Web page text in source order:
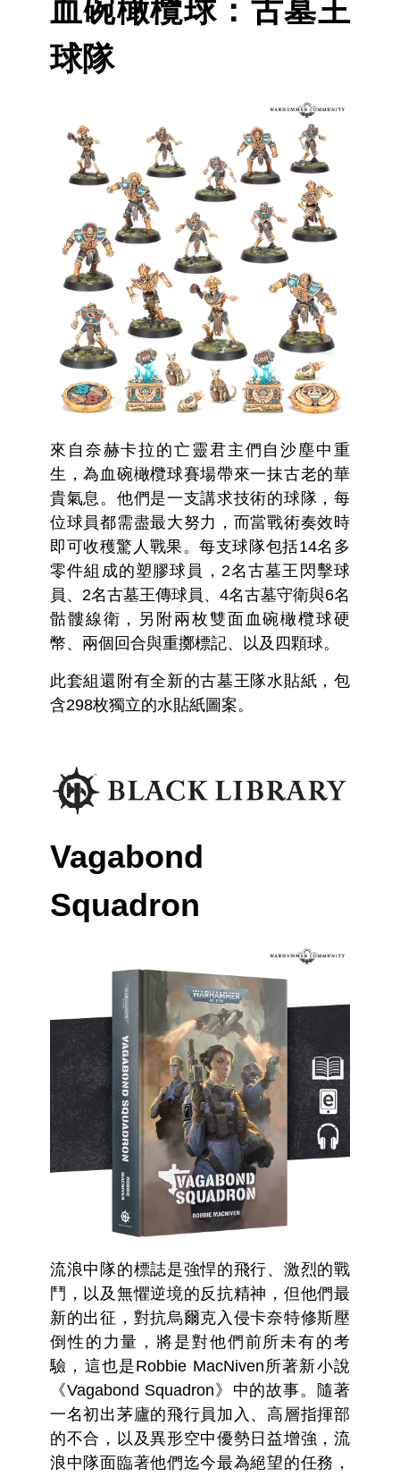
血碗橄欖球：古墓王
球隊
來自奈赫卡拉的亡靈君主們自沙塵中重
生，為血碗橄欖球賽場帶來一抹古老的華
貴氣息。他們是一支講求技術的球隊，每
位球員都需盡最大努力，而當戰術奏效時
即可收穫驚人戰果。每支球隊包括14名多
零件組成的塑膠球員，2名古墓王閃擊球
員、2名古墓王傳球員、4名古墓守衛與6名
骷髏線衛，另附兩枚雙面血碗橄欖球硬
幣、兩個回合與重擲標記、以及四顆球。
此套組還附有全新的古墓王隊水貼紙，包
含298枚獨立的水貼紙圖案。
Vagabond
Squadron
流浪中隊的標誌是強悍的飛行、激烈的戰
鬥，以及無懼逆境的反抗精神，但他們最
新的出征，對抗烏爾克入侵卡奈特修斯壓
倒性的力量，將是對他們前所未有的考
驗，這也是Robbie MacNiven所著新小說
《Vagabond Squadron》 中的故事。隨著
一名初出茅廬的飛行員加入、高層指揮部
的不合，以及異形空中優勢日益增強，流
浪中隊面臨著他們迄今最為絕望的任務，